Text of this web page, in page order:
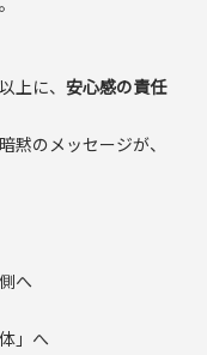
上に、安心感の責任
黙のメッセージが、
へ
」へ